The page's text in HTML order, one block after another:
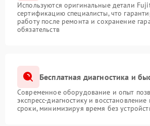
Используются оригинальные детали
сертификацию специалисты, что
работу после ремонта и сохранение
обязательств
Бесплатная диагностика и
Современное оборудование и опыт
экспресс-диагностику и
сроки, минимизируя время без